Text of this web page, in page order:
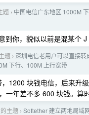
题 › 中国电信广东地区 1000M
到你，貌似以前是混某个
题 › 深圳电信老用户可以直接转
下行、100M 上行宽带
1200 块钱电信，后来升
一年差不多 600 块钱。算
主题 › Softether 建立两地局域